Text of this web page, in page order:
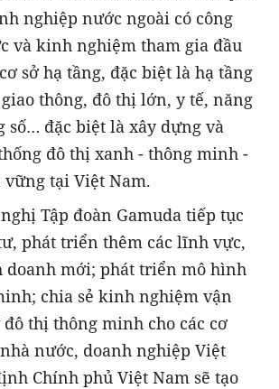
nghiệp nước ngoài có công
và kinh nghiệm tham gia đầu
sở hạ tầng, đặc biệt là hạ tầng
thông, đô thị lớn, y tế, năng
số… đặc biệt là xây dựng và
đô thị xanh - thông minh -
tại Việt Nam.
Tập đoàn Gamuda tiếp tục
phát triển thêm các lĩnh vực,
mới; phát triển mô hình
chia sẻ kinh nghiệm vận
thị thông minh cho các cơ
nước, doanh nghiệp Việt
Chính phủ Việt Nam sẽ tạo